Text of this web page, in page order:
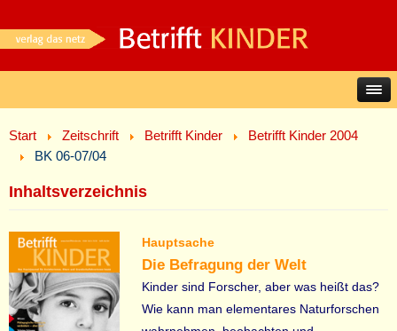
Start Zeitschrift Betrifft Kinder
Betrifft Kinder 2004
BK 06-07/04
Inhaltsverzeichnis
Hauptsache
Die Befragung der Welt
Kinder sind Forscher, aber was heißt das?
Wie kann man elementares Naturforschen